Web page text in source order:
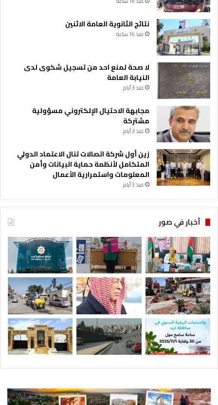
نتائج الثانوية العامة الاثنين
منذ 16 ساعة
لا صحة لمنع احد من تسجيل شكوى لدى
النيابة العامة
منذ 3 أيام
مجابهة الاحتيال الإلكتروني مسؤولية
مشتركة
منذ 3 أيام
زين أول شركة اتصالات تنال الاعتماد الدولي
المتكامل لأنظمة حماية البيانات وأمن
المعلومات واستمرارية الأعمال
منذ 3 أيام
أخبار في صور